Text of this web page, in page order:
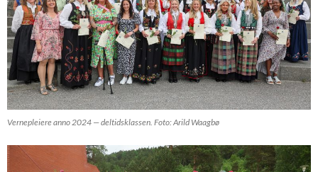
Vernepleiere anno 2024 — deltidsklassen. Foto: Arild Waagbø